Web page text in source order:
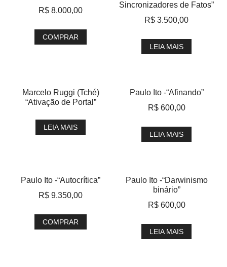
R$ 8.000,00
COMPRAR
Sincronizadores de Fatos”
R$ 3.500,00
LEIA MAIS
Marcelo Ruggi (Tché)
“Ativação de Portal”
LEIA MAIS
Paulo Ito -“Afinando”
R$600,00
LEIA MAIS
Paulo Ito -“Autocrítica”
R$ 9.350,00
COMPRAR
Paulo Ito -“Darwinismo
binário”
R$600,00
LEIA MAIS